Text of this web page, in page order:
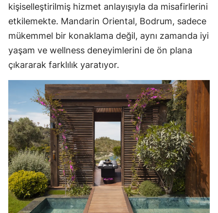
kişiselleştirilmiş hizmet anlayışıyla da misafirlerini
etkilemekte. Mandarin Oriental, Bodrum, sadece
mükemmel bir konaklama değil, aynı zamanda iyi
yaşam ve wellness deneyimlerini de ön plana
çıkararak farklılık yaratıyor.